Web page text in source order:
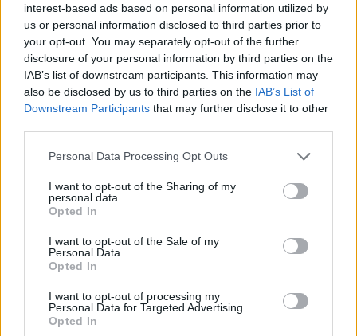
interest-based ads based on personal information utilized by
us or personal information disclosed to third parties prior to
your opt-out. You may separately opt-out of the further
disclosure of your personal information by third parties on the
IAB’s list of downstream participants. This information may
also be disclosed by us to third parties on the IAB’s List of
Downstream Participants that may further disclose it to other
Please note that this website/app uses one or more Google
not limited to your visit or usage behaviour. You may click to
grant or deny consent to Google and its third-party tags to
use your data for below specified purposes in below Google
consent section.
Personal Data Processing Opt Outs
I want to opt-out of the Sharing of my
personal data.
Opted In
I want to opt-out of the Sale of my
Personal Data.
Opted In
I want to opt-out of processing my
Personal Data for Targeted Advertising.
Opted In
For Skiforbundet, som lenge har slitt med
skrantende økonomi, er oppgangen i NM-
deltakelsen en gavepakke.
– Dette er fantastisk. Vi er helt avhengig av å
langrenn, og dette er en stor seier til våre dyktige
langrenn i Norges Skiforbund Cathrine Instebø i
en pressemelding, og understreker at
eksponeringen mesterskapet får er uvurderlig for
langrennssporten.
– Synligheten vi oppnår gjennom NRK denne uka,
er også av stor betydning for oss. NM på ski er